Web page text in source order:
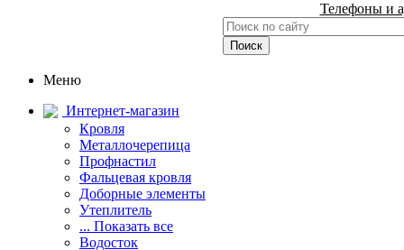
Телефоны и
Меню
Интернет-магазин
Кровля
Металлочерепица
Профнастил
Фальцевая кровля
Доборные элементы
Утеплитель
... Показать все
Водосток